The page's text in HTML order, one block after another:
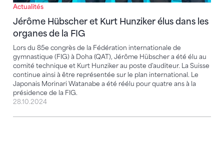
Actualités
Jérôme Hübscher et Kurt Hunziker élus dans les
organes de la FIG
Lors du 85e congrès de la Fédération internationale de
gymnastique (FIG) à Doha (QAT), Jérôme Hübscher a été élu au
comité technique et Kurt Hunziker au poste d'auditeur. La Suisse
continue ainsi à être représentée sur le plan international. Le
Japonais Morinari Watanabe a été réélu pour quatre ans à la
présidence de la FIG.
28.10.2024